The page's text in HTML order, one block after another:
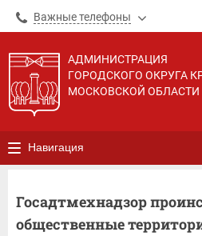
Важные телефоны
АДМИНИСТРАЦИЯ
ГОРОДСКОГО ОКРУГА
МОСКОВСКОЙ ОБЛАСТИ
Навигация
Госадтмехнадзор
общественные